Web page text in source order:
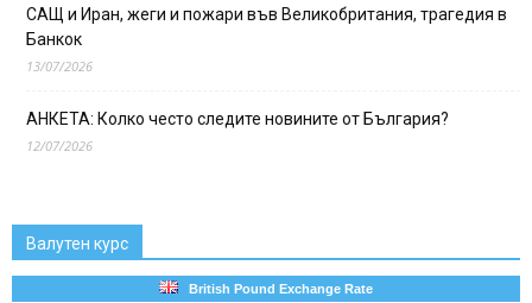
САЩ и Иран, жеги и пожари във Великобритания, трагедия в
Банкок
13/07/2026
АНКЕТА: Колко често следите новините от България?
12/07/2026
Валутен курс
British Pound Exchange Rate